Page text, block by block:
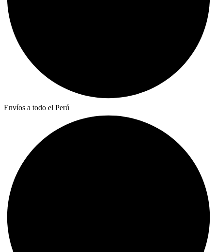
Envíos a todo el Perú